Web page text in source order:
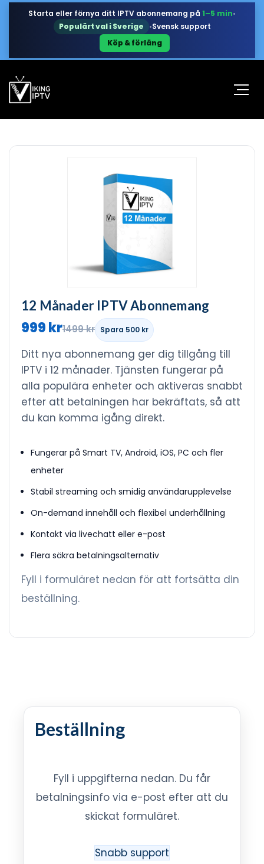
Starta eller förnya ditt IPTV abonnemang på 1–5 min•
Populärt val i Sverige
•Svensk support
Köp & förläng
12 Månader IPTV Abonnemang
999 kr1499 kr Spara 500 kr
Ditt nya abonnemang ger dig tillgång till
IPTV i 12 månader. Tjänsten fungerar på
alla populära enheter och aktiveras snabbt
efter att betalningen har bekräftats, så att
du kan komma igång direkt.
Fungerar på Smart TV, Android, iOS, PC och fler
enheter
Stabil streaming och smidig användarupplevelse
On-demand innehåll och flexibel underhållning
Kontakt via livechatt eller e-post
Flera säkra betalningsalternativ
Fyll i formuläret nedan för att fortsätta din
beställning.
Beställning
Fyll i uppgifterna nedan. Du får
betalningsinfo via e-post efter att du
skickat formuläret.
Snabb support